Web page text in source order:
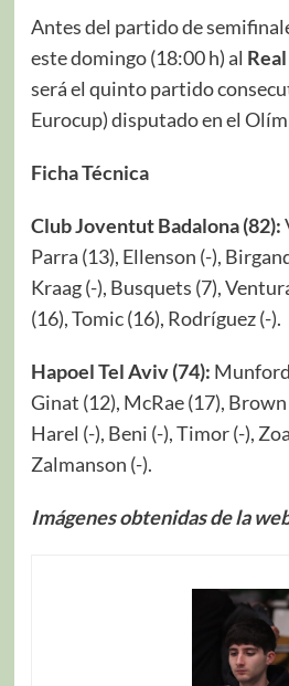
Antes del partido de
este domingo (18:00 h) al
será el quinto partido
Eurocup) disputado en el
Ficha Técnica
Club Joventut Badalona (82):
Parra (13), Ellenson (-),
Kraag (-), Busquets (7),
(16), Tomic (16), Rodríguez (-).
Hapoel Tel Aviv (74):
Ginat (12), McRae (17), Brown
Harel (-), Beni (-), Timor (-),
Zalmanson (-).
Imágenes obtenidas de la